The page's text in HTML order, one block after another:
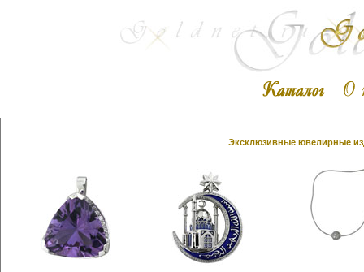
Эксклюзивные ювелирные